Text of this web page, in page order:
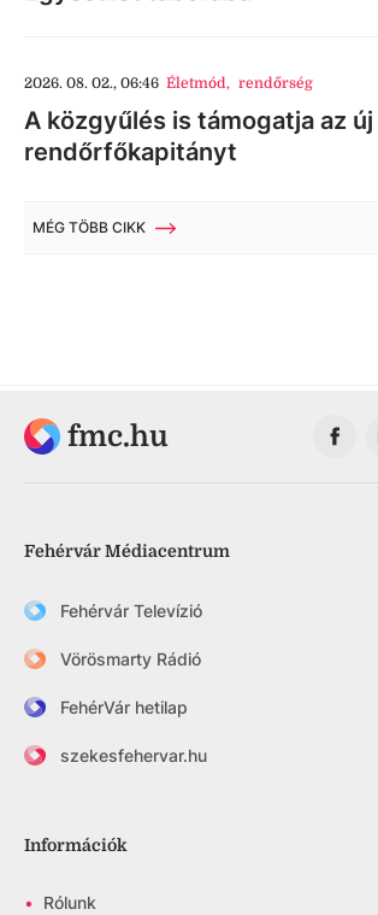
2026. 08. 02., 06:46 Életmód, rendőrség
A közgyűlés is támogatja az új
rendőrfőkapitányt
MÉG TÖBB CIKK
fmc.hu
Fehérvár Médiacentrum
Fehérvár Televízió
Vörösmarty Rádió
FehérVár hetilap
szekesfehervar.hu
Információk
• Rólunk